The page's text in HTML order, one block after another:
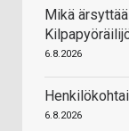
Mikä
6.8.2026
6.8.2026